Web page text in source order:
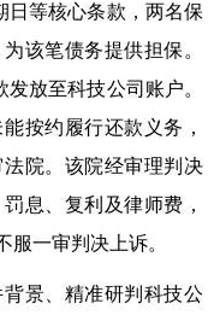
日等核心条款，两名保
该笔债务提供担保。
放至科技公司账户。
按约履行还款义务，
院。该院经审理判决
息、复利及律师费，
一审判决上诉。
景、精准研判科技公